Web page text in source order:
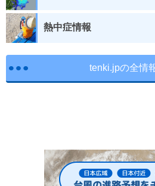
熱中症情報
tenki.jpの全情